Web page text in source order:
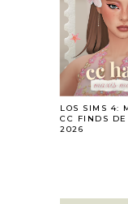
LOS SIMS 4:
CC FINDS
2026